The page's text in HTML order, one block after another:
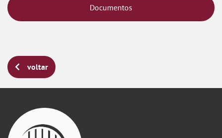
Documentos
voltar